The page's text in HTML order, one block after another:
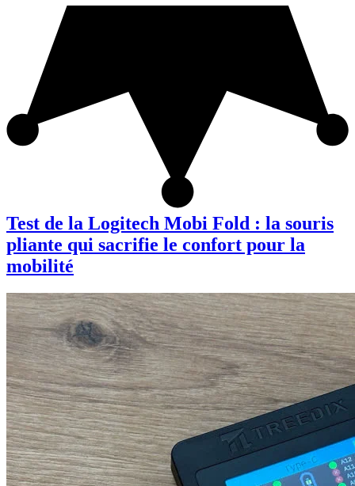
Test de la Logitech Mobi Fold : la souris
pliante qui sacrifie le confort pour la
mobilité